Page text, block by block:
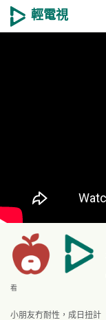
輕電視
看
小朋友冇耐性，成日扭計